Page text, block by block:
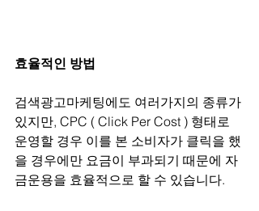
효율적인 방법
검색광고마케팅에도 여러가지의 종류가
있지만, CPC ( Click Per Cost ) 형태로
운영할 경우 이를 본 소비자가 클릭을 했
을 경우에만 요금이 부과되기 때문에 자
금운용을 효율적으로 할 수 있습니다.